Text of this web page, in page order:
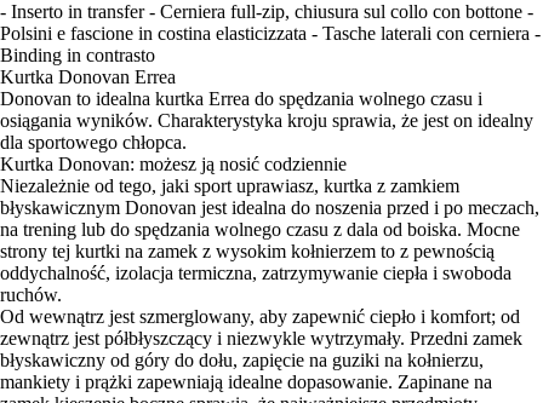
- Inserto in transfer - Cerniera full-zip, chiusura sul collo con bottone -
Polsini e fascione in costina elasticizzata - Tasche laterali con cerniera -
Binding in contrasto
Kurtka Donovan Errea
Donovan to idealna kurtka Errea do spędzania wolnego czasu i
osiągania wyników. Charakterystyka kroju sprawia, że jest on idealny
dla sportowego chłopca.
Kurtka Donovan: możesz ją nosić codziennie
Niezależnie od tego, jaki sport uprawiasz, kurtka z zamkiem
błyskawicznym Donovan jest idealna do noszenia przed i po meczach,
na trening lub do spędzania wolnego czasu z dala od boiska. Mocne
strony tej kurtki na zamek z wysokim kołnierzem to z pewnością
oddychalność, izolacja termiczna, zatrzymywanie ciepła i swoboda
ruchów.
Od wewnątrz jest szmerglowany, aby zapewnić ciepło i komfort; od
zewnątrz jest półbłyszczący i niezwykle wytrzymały. Przedni zamek
błyskawiczny od góry do dołu, zapięcie na guziki na kołnierzu,
mankiety i prążki zapewniają idealne dopasowanie. Zapinane na